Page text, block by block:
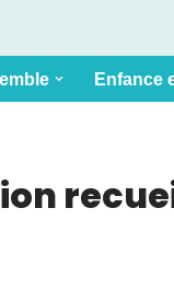
Enfance